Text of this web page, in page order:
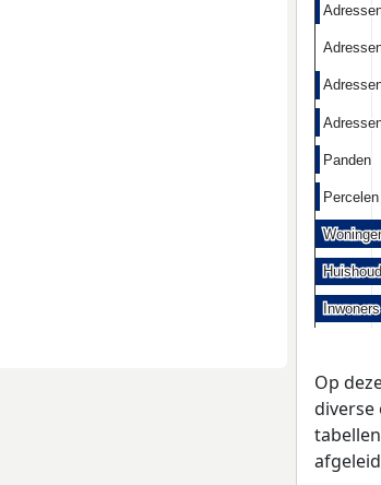
Panden
Panden
Percelen
Percelen
Inwoners
Inwoners
Op
diverse